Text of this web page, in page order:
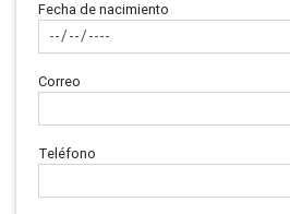
Fecha de nacimiento
Correo
Teléfono